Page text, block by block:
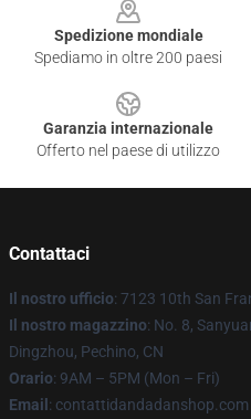
Spedizione mondiale
Spediamo in oltre 200 paesi
Garanzia internazionale
Offerto nel paese di utilizzo
Contattaci
Il nostro ufficio: 7123 10th San
Il nostro magazzino: No. 8,
Dingzhou, Pechino, CN
Orario: 9AM – 5PM (Mon – Fri)
Email : contattidandadanshop.com